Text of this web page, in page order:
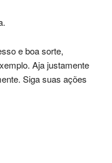
e boa sorte,
Aja justamente
Siga suas ações